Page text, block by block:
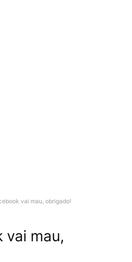
vai mau, obrigado!
vai mau,